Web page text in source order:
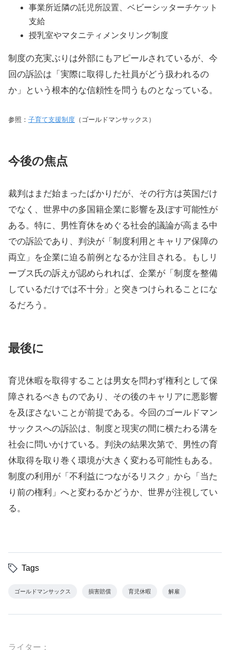
事業所近隣の託児所設置、ベビーシッターチケット
支給
授乳室やマタニティメンタリング制度
制度の充実ぶりは外部にもアピールされているが、今
回の訴訟は「実際に取得した社員がどう扱われるの
か」という根本的な信頼性を問うものとなっている。
参照： 子育て支援制度 （ゴールドマンサックス）
今後の焦点
裁判はまだ始まったばかりだが、その行方は英国だけ
でなく、世界中の多国籍企業に影響を及ぼす可能性が
ある。特に、男性育休をめぐる社会的議論が高まる中
での訴訟であり、判決が「制度利用とキャリア保障の
両立」を企業に迫る前例となるか注目される。もしリ
ーブス氏の訴えが認められれば、企業が「制度を整備
しているだけでは不十分」と突きつけられることにな
るだろう。
最後に
育児休暇を取得することは男女を問わず権利として保
障されるべきものであり、その後のキャリアに悪影響
を及ぼさないことが前提である。今回のゴールドマン
サックスへの訴訟は、制度と現実の間に横たわる溝を
社会に問いかけている。判決の結果次第で、男性の育
休取得を取り巻く環境が大きく変わる可能性もある。
制度の利用が「不利益につながるリスク」から「当た
り前の権利」へと変わるかどうか、世界が注視してい
る。
Tags
ゴールドマンサックス 損害賠償 育児休暇 解雇
ライター：